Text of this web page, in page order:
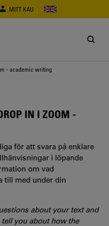
MITT KAU
- academic writing
IN I ZOOM -
för att svara på enklare
i löpande
om vad
till med under din
about your text and
you about how the